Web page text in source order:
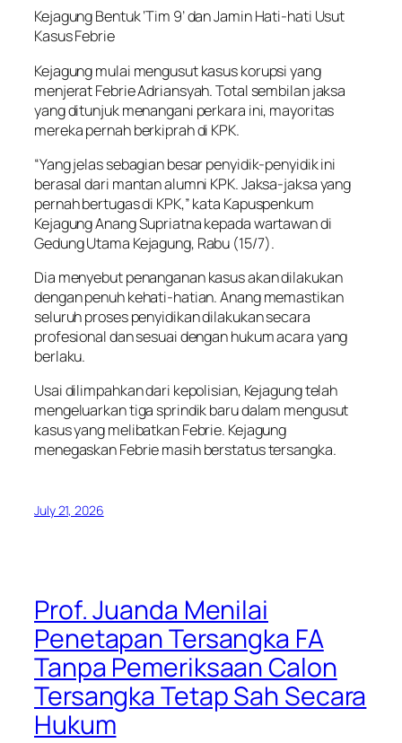
Kejagung Bentuk ‘Tim 9’ dan Jamin Hati-hati Usut
Kasus Febrie
Kejagung mulai mengusut kasus korupsi yang
menjerat Febrie Adriansyah. Total sembilan jaksa
yang ditunjuk menangani perkara ini, mayoritas
mereka pernah berkiprah di KPK.
“Yang jelas sebagian besar penyidik-penyidik ini
berasal dari mantan alumni KPK. Jaksa-jaksa yang
pernah bertugas di KPK,” kata Kapuspenkum
Kejagung Anang Supriatna kepada wartawan di
Gedung Utama Kejagung, Rabu (15/7).
Dia menyebut penanganan kasus akan dilakukan
dengan penuh kehati-hatian. Anang memastikan
seluruh proses penyidikan dilakukan secara
profesional dan sesuai dengan hukum acara yang
berlaku.
Usai dilimpahkan dari kepolisian, Kejagung telah
mengeluarkan tiga sprindik baru dalam mengusut
kasus yang melibatkan Febrie. Kejagung
menegaskan Febrie masih berstatus tersangka.
July 21, 2026
Prof. Juanda Menilai
Penetapan Tersangka FA
Tanpa Pemeriksaan Calon
Tersangka Tetap Sah Secara
Hukum